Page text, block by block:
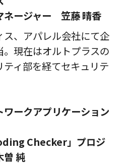
ージャー 笠藤 晴香
、アパレル会社にて企
現在はオルトプラスの
ィ部を経てセキュリテ
ークアプリケーション
Checker」プロジ
純